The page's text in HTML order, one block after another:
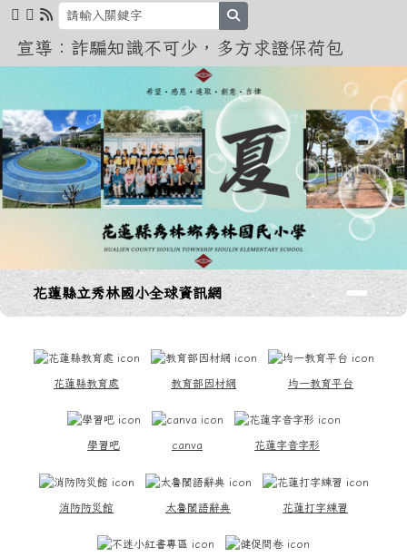
跳至主內容區
花蓮縣立秀林國小全球資訊網
宣導：詐騙知識不可少，多方求證保荷包
導覽列花蓮縣立秀林國小全球資訊網
花蓮縣教育處 教育部因材網 均一教育平台
學習吧 canva 花蓮字音字形
消防防災館 太魯閣語辭典 花蓮打字練習